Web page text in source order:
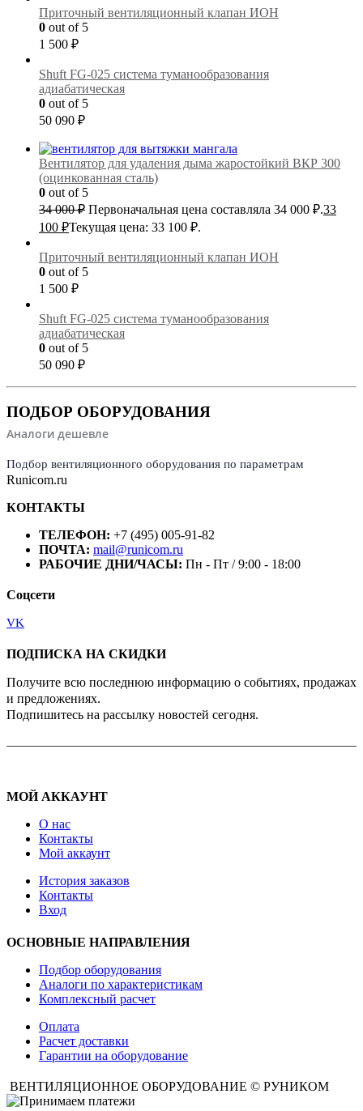
Приточный вентиляционный клапан ИОН
0 out of 5
1 500 ₽
Shuft FG-025 cистема туманообразования
адиабатическая
0 out of 5
50 090 ₽
Вентилятор для удаления дыма жаростойкий ВКР 300
(оцинкованная сталь)
0 out of 5
34 000₽ Первоначальная цена составляла 34 000 ₽.33
100 ₽Текущая цена: 33 100 ₽.
Приточный вентиляционный клапан ИОН
0 out of 5
1 500 ₽
Shuft FG-025 cистема туманообразования
адиабатическая
0 out of 5
50 090 ₽
ПОДБОР ОБОРУДОВАНИЯ
Аналоги дешевле
Подбор вентиляционного оборудования по параметрам
Runicom.ru
КОНТАКТЫ
ТЕЛЕФОН: +7 (495) 005-91-82
ПОЧТА: mail@runicom.ru
РАБОЧИЕ ДНИ/ЧАСЫ: Пн - Пт / 9:00 - 18:00
Соцсети
VK
ПОДПИСКА НА СКИДКИ
Получите всю последнюю информацию о событиях, продажах
и предложениях.
Подпишитесь на рассылку новостей сегодня.
МОЙ АККАУНТ
О нас
Контакты
Мой аккаунт
История заказов
Контакты
Вход
ОСНОВНЫЕ НАПРАВЛЕНИЯ
Подбор оборудования
Аналоги по характеристикам
Комплексный расчет
Оплата
Расчет доставки
Гарантии на оборудование
ВЕНТИЛЯЦИОННОЕ ОБОРУДОВАНИЕ © РУНИКОМ